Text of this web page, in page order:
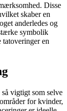
Disse
skaber en
anderledes og
symbolik
en
vigtigt som selve
for kvinder,